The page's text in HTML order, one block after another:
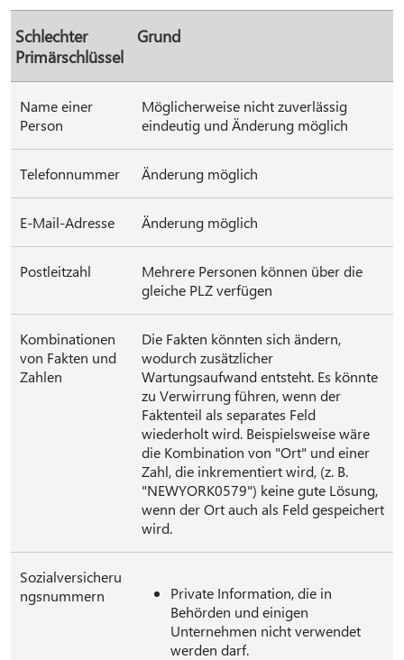
Schlechter
Primärschlüssel
Grund
Name einer
Person
Möglicherweise nicht zuverlässig
eindeutig und Änderung möglich
Telefonnummer Änderung möglich
E-Mail-Adresse Änderung möglich
Postleitzahl
Mehrere Personen können über die
gleiche PLZ verfügen
Kombinationen
von Fakten und
Zahlen
Die Fakten könnten sich ändern,
wodurch zusätzlicher
Wartungsaufwand entsteht. Es könnte
zu Verwirrung führen, wenn der
Faktenteil als separates Feld
wiederholt wird. Beispielsweise wäre
die Kombination von "Ort" und einer
Zahl, die inkrementiert wird, (z. B.
"NEWYORK0579") keine gute Lösung,
wenn der Ort auch als Feld gespeichert
wird.
Sozialversicheru
ngsnummern
Private Information, die in
Behörden und einigen
Unternehmen nicht verwendet
werden darf.